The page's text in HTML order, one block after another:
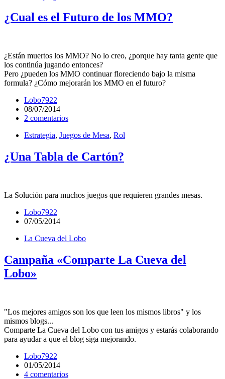
¿Cual es el Futuro de los MMO?
¿Están muertos los MMO? No lo creo, ¿porque hay tanta gente que
los continúa jugando entonces?
Pero ¿pueden los MMO continuar floreciendo bajo la misma
formula? ¿Cómo mejorarán los MMO en el futuro?
Lobo7922
08/07/2014
2 comentarios
Estrategia, Juegos de Mesa, Rol
¿Una Tabla de Cartón?
La Solución para muchos juegos que requieren grandes mesas.
Lobo7922
07/05/2014
La Cueva del Lobo
Campaña «Comparte La Cueva del
Lobo»
"Los mejores amigos son los que leen los mismos libros" y los
mismos blogs...
Comparte La Cueva del Lobo con tus amigos y estarás colaborando
para ayudar a que el blog siga mejorando.
Lobo7922
01/05/2014
4 comentarios